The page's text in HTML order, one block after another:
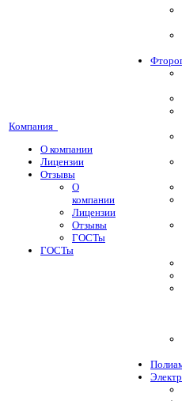
Компания
О компании
Лицензии
Отзывы
О
компании
Лицензии
Отзывы
ГОСТы
ГОСТы